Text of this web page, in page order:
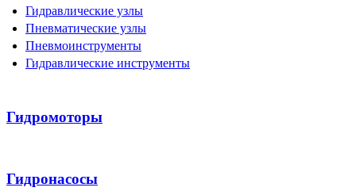
Гидравлические узлы
Пневматические узлы
Пневмоинструменты
Гидравлические инструменты
Гидромоторы
Гидронасосы